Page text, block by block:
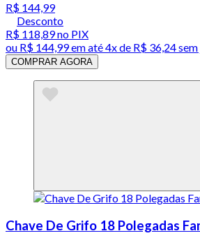
R$ 144,99
Desconto
R$ 118,89no PIX
ou R$ 144,99em até4x de R$ 36,24
COMPRAR AGORA
Chave De Grifo 18 Polegadas